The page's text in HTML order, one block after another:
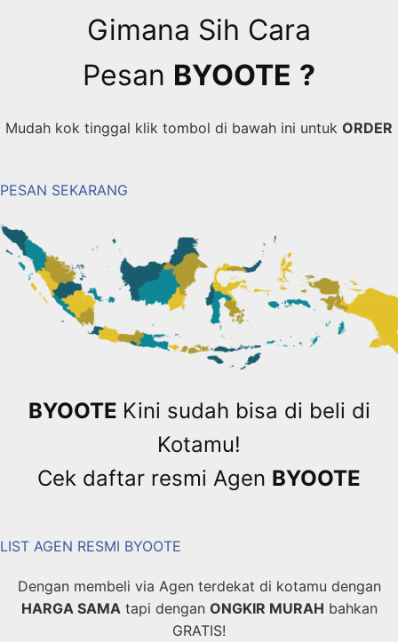
Gimana Sih Cara
Pesan BYOOTE ?
Mudah kok tinggal klik tombol di bawah ini untuk ORDER
PESAN SEKARANG
BYOOTE Kini sudah bisa di beli di
Kotamu!
Cek daftar resmi Agen BYOOTE
LIST AGEN RESMI BYOOTE
Dengan membeli via Agen terdekat di kotamu dengan
HARGA SAMA tapi dengan ONGKIR MURAH bahkan
GRATIS!